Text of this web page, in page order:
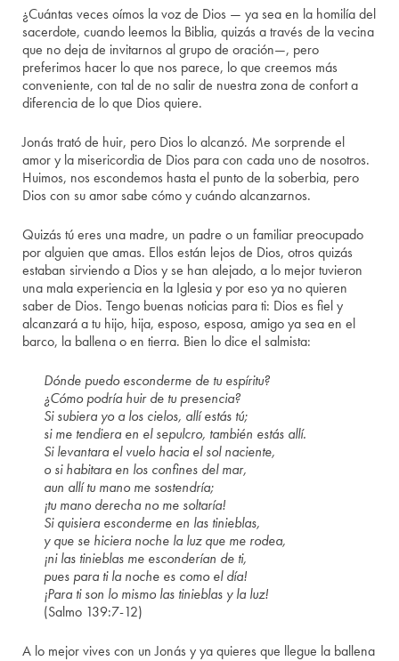
¿Cuántas veces oímos la voz de Dios — ya sea en la homilía del
sacerdote, cuando leemos la Biblia, quizás a través de la vecina
que no deja de invitarnos al grupo de oración—, pero
preferimos hacer lo que nos parece, lo que creemos más
conveniente, con tal de no salir de nuestra zona de confort a
diferencia de lo que Dios quiere.
Jonás trató de huir, pero Dios lo alcanzó. Me sorprende el
amor y la misericordia de Dios para con cada uno de nosotros.
Huimos, nos escondemos hasta el punto de la soberbia, pero
Dios con su amor sabe cómo y cuándo alcanzarnos.
Quizás tú eres una madre, un padre o un familiar preocupado
por alguien que amas. Ellos están lejos de Dios, otros quizás
estaban sirviendo a Dios y se han alejado, a lo mejor tuvieron
una mala experiencia en la Iglesia y por eso ya no quieren
saber de Dios. Tengo buenas noticias para ti: Dios es fiel y
alcanzará a tu hijo, hija, esposo, esposa, amigo ya sea en el
barco, la ballena o en tierra. Bien lo dice el salmista:
Dónde puedo esconderme de tu espíritu?
¿Cómo podría huir de tu presencia?
Si subiera yo a los cielos, allí estás tú;
si me tendiera en el sepulcro, también estás allí.
Si levantara el vuelo hacia el sol naciente,
o si habitara en los confines del mar,
aun allí tu mano me sostendría;
¡tu mano derecha no me soltaría!
Si quisiera esconderme en las tinieblas,
y que se hiciera noche la luz que me rodea,
¡ni las tinieblas me esconderían de ti,
pues para ti la noche es como el día!
¡Para ti son lo mismo las tinieblas y la luz!
(Salmo 139:7-12)
A lo mejor vives con un Jonás y ya quieres que llegue la ballena